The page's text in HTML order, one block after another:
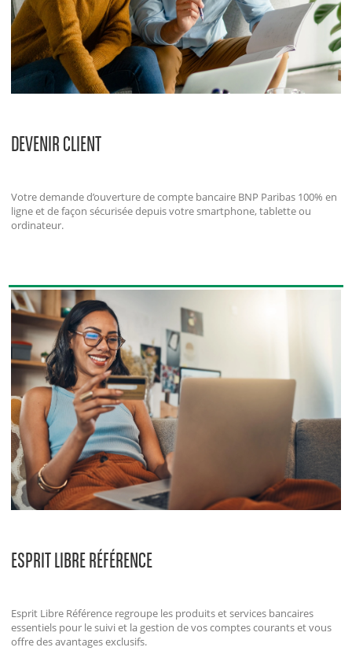
DEVENIR CLIENT
Votre demande d’ouverture de compte bancaire BNP Paribas 100% en
ligne et de façon sécurisée depuis votre smartphone, tablette ou
ordinateur.
ESPRIT LIBRE RÉFÉRENCE
Esprit Libre Référence regroupe les produits et services bancaires
essentiels pour le suivi et la gestion de vos comptes courants et vous
offre des avantages exclusifs.